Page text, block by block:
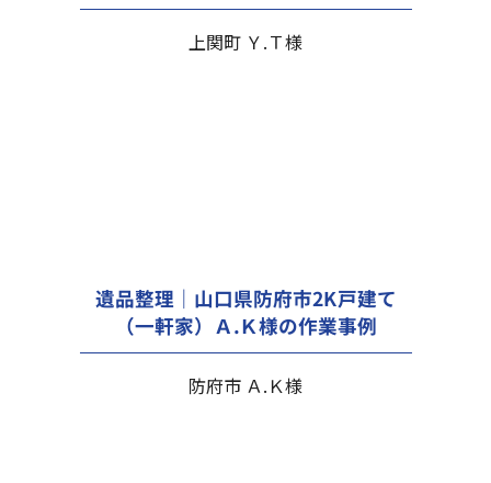
上関町 Ｙ.Ｔ様
遺品整理｜山口県防府市2K戸建て
（一軒家）Ａ.Ｋ様の作業事例
防府市 Ａ.Ｋ様